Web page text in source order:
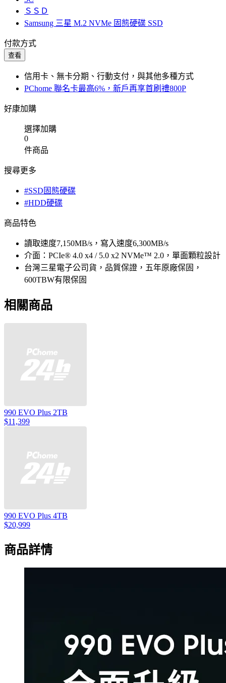
ＳＳＤ
Samsung 三星 M.2 NVMe 固態硬碟 SSD
付款方式
查看
信用卡、無卡分期、行動支付，與其他多種方式
PChome 聯名卡最高6%，新戶再享首刷禮800P
好康加購
選擇加購
0
件商品
搜尋更多
#SSD固態硬碟
#HDD硬碟
商品特色
讀取速度7,150MB/s，寫入速度6,300MB/s
介面：PCIe® 4.0 x4 / 5.0 x2 NVMe™ 2.0，單面顆粒設計
台灣三星電子公司貨，品質保證，五年原廠保固，
600TBW有限保固
相關商品
990 EVO Plus 2TB
$11,399
990 EVO Plus 4TB
$20,999
商品詳情